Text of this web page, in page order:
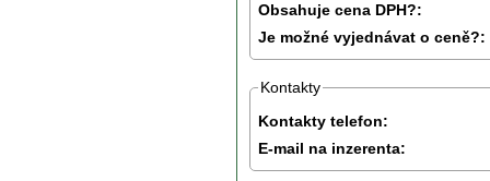
Obsahuje cena DPH?:
Je možné vyjednávat o ceně?:
Kontakty
Kontakty telefon:
E-mail na inzerenta: